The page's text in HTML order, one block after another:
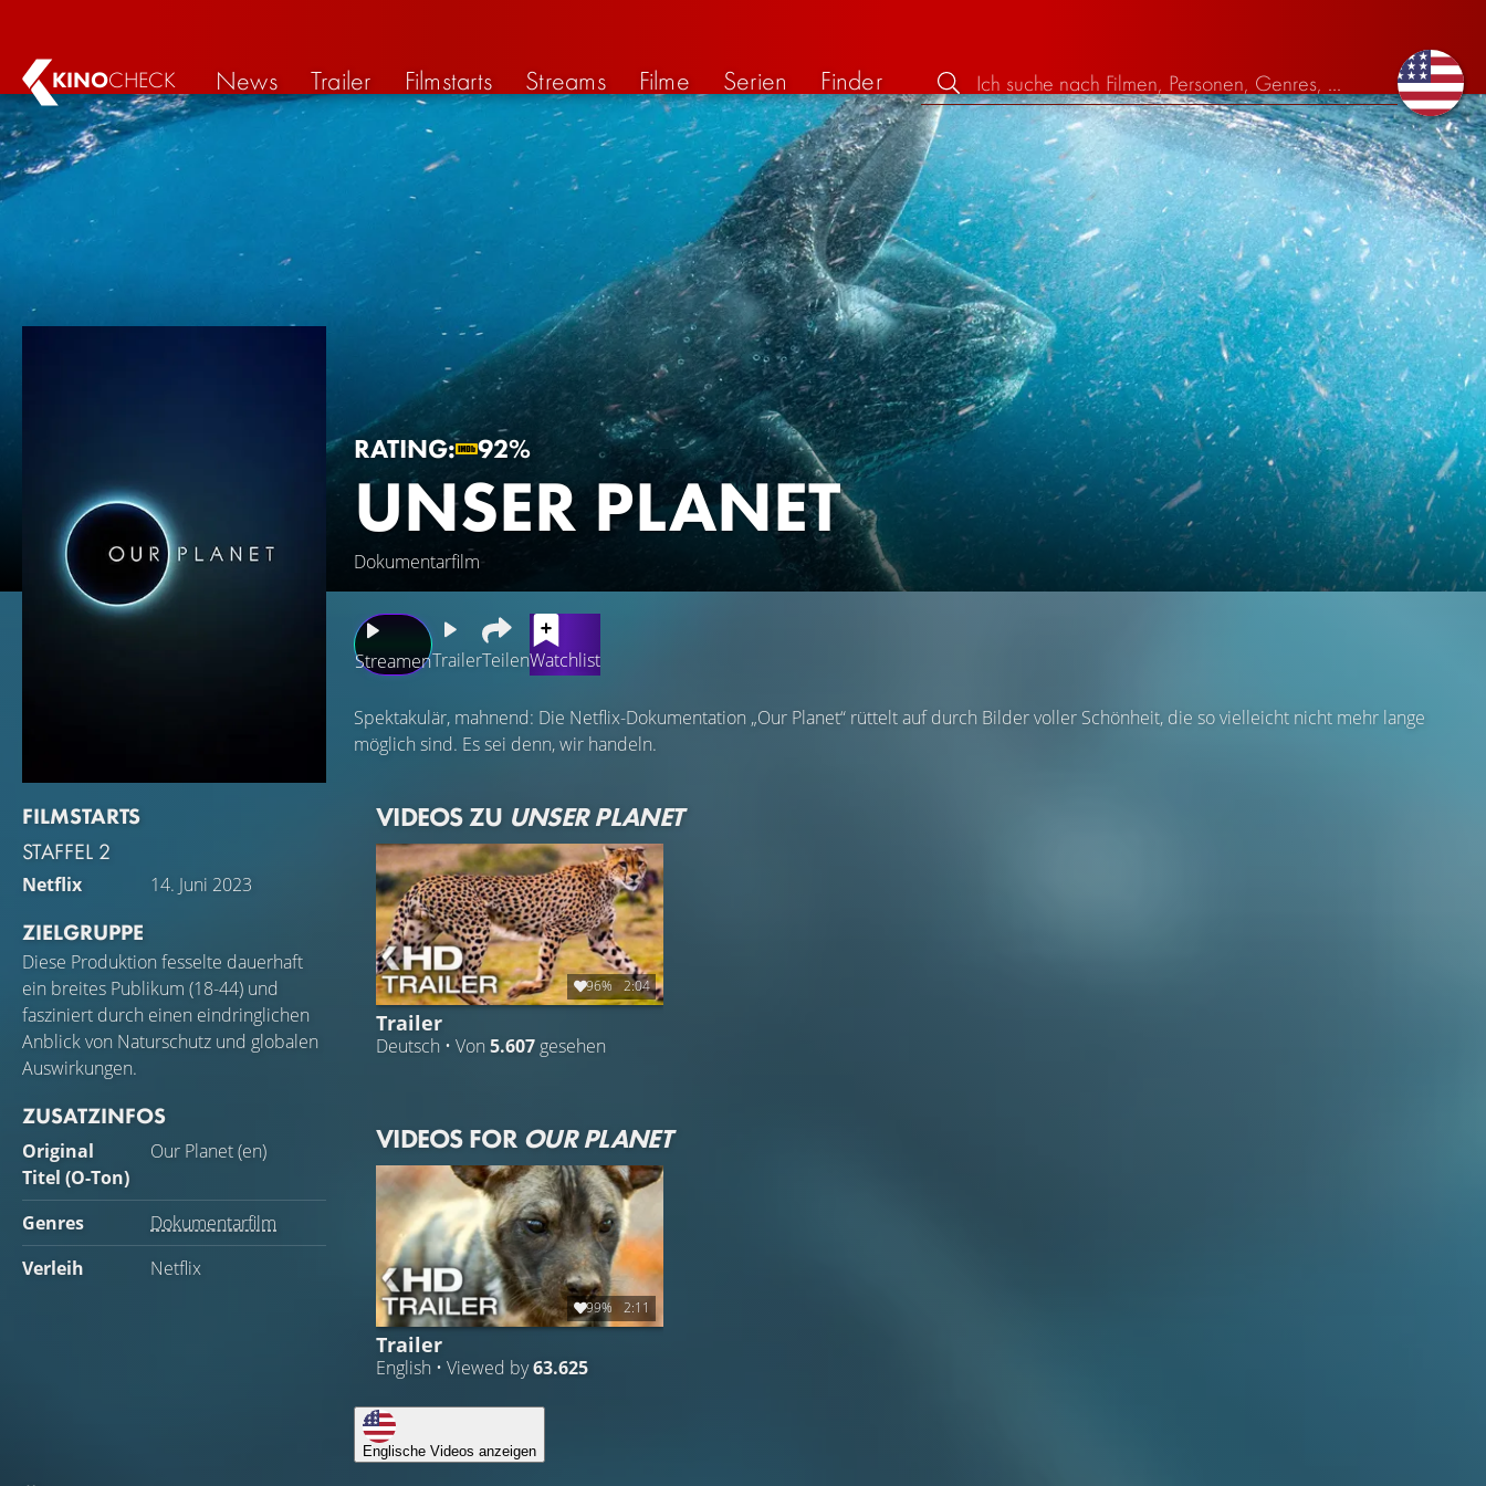
KINOCHECK News Trailer Filmstarts Streams Filme Serien Finder
RATING: 92%
UNSER PLANET
Dokumentarfilm
FILMSTARTS
STAFFEL 2
Netflix 14. Juni 2023
ZIELGRUPPE
Diese Produktion fesselte dauerhaft
ein breites Publikum (18-44) und
fasziniert durch einen eindringlichen
Anblick von Naturschutz und globalen
Auswirkungen.
ZUSATZINFOS
Original
Titel (O-Ton)
Our Planet (en)
Genres
Dokumentarfilm
Verleih
Netflix
StreamenTrailerTeilenWatchlist
Spektakulär, mahnend: Die Netflix-Dokumentation „Our Planet“ rüttelt auf durch Bilder voller Schönheit, die so vielleicht nicht mehr lange
möglich sind. Es sei denn, wir handeln.
VIDEOS ZU UNSER PLANET
96% 2:04
Trailer
Deutsch • Von 5.607 gesehen
VIDEOS FOR OUR PLANET
99% 2:11
Trailer
English • Viewed by63.625
Englische Videos anzeigen